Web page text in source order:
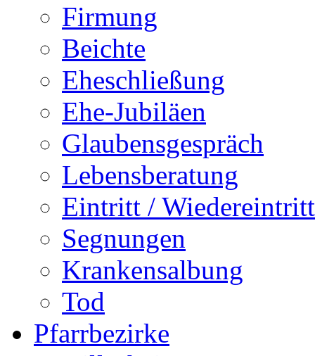
Firmung
Beichte
Eheschließung
Ehe-Jubiläen
Glaubensgespräch
Lebensberatung
Eintritt / Wiedereintritt
Segnungen
Krankensalbung
Tod
Pfarrbezirke